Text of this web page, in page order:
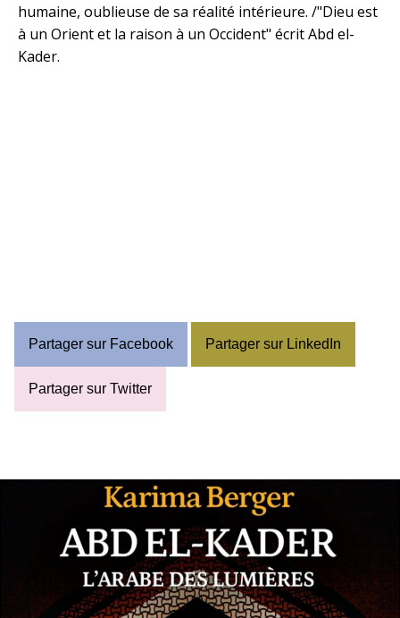
humaine, oublieuse de sa réalité intérieure. /"Dieu est
à un Orient et la raison à un Occident" écrit Abd el-
Kader.
Partager sur Facebook Partager sur LinkedIn
Partager sur Twitter